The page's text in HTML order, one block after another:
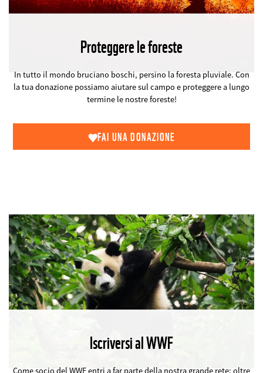
Proteggere le foreste
In tutto il mondo bruciano boschi, persino la foresta pluviale. Con
la tua donazione possiamo aiutare sul campo e proteggere a lungo
termine le nostre foreste!
FAI UNA DONAZIONE
Iscriversi al WWF
Come socio del WWF entri a far parte della nostra grande rete: oltre